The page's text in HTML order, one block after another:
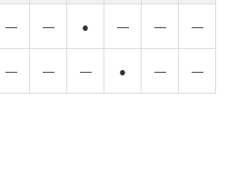
― ― ● ― ― ―
― ― ― ● ― ―